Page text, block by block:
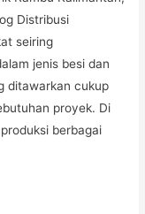
Distribusi
seiring
jenis besi dan
ditawarkan cukup
proyek. Di
berbagai